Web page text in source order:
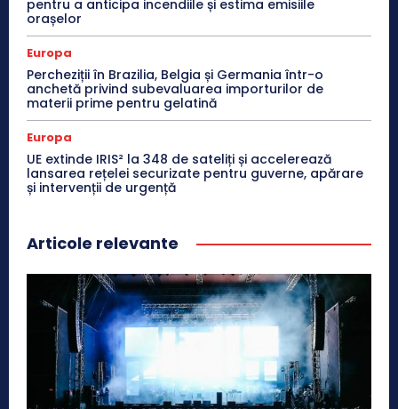
pentru a anticipa incendiile și estima emisiile
orașelor
Europa
Percheziții în Brazilia, Belgia și Germania într-o
anchetă privind subevaluarea importurilor de
materii prime pentru gelatină
Europa
UE extinde IRIS² la 348 de sateliți și accelerează
lansarea rețelei securizate pentru guverne, apărare
și intervenții de urgență
Articole relevante